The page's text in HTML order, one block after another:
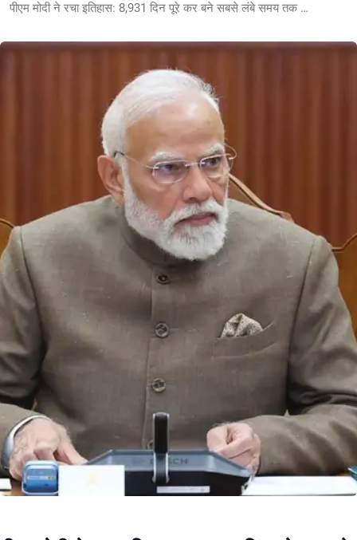
पीएम मोदी ने रचा इतिहास: 8,931 दिन पूरे कर बने सबसे लंबे समय तक सेवा देने वाले निर्वाचित सरकार प्रमुख